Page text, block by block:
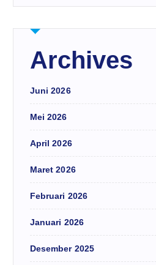
Archives
Juni 2026
Mei 2026
April 2026
Maret 2026
Februari 2026
Januari 2026
Desember 2025